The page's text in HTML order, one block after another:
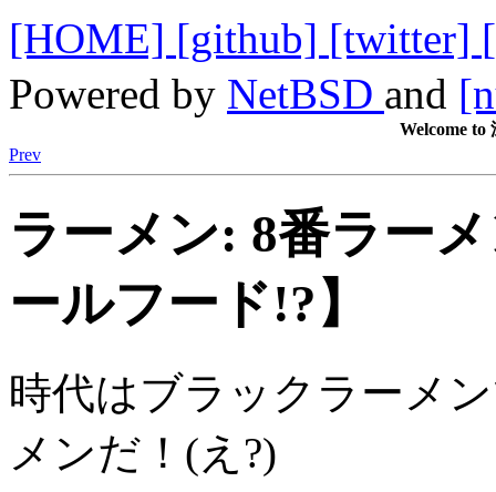
[HOME] [github] [twitter]
Powered by NetBSD and
Welcome to
Prev
ラーメン: 8番ラー
ールフード!?】
時代はブラックラーメ
メンだ！(え?)